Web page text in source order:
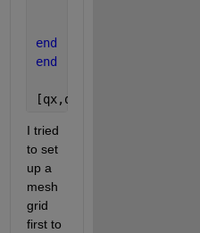
end
end
[qx,qy] = -gradient(V);
I tried
to set
up a
mesh
grid
first to